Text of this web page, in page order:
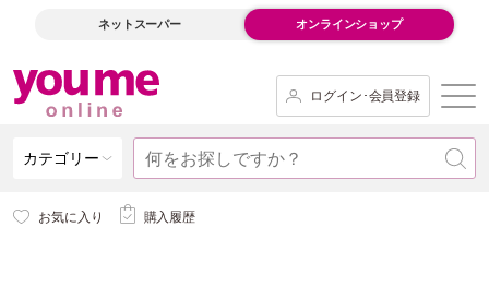
ネットスーパー オンラインショップ
ログイン･会員登録
カテゴリー
お気に入り 購入履歴